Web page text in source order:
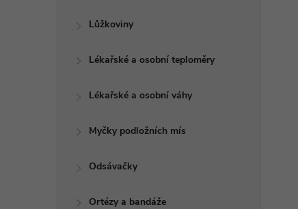
Lůžkoviny
Lékařské a osobní teploměry
Lékařské a osobní váhy
Myčky podložních mís
Odsávačky
Ortézy a bandáže